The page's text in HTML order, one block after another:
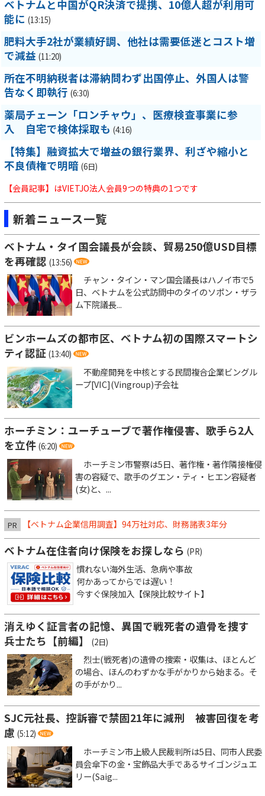
ベトナムと中国がQR決済で提携、10億人超が利用可
能に (13:15)
肥料大手2社が業績好調、他社は需要低迷とコスト増
で減益 (11:20)
所在不明納税者は滞納問わず出国停止、外国人は警
告なく即執行 (6:30)
薬局チェーン「ロンチャウ」、医療検査事業に参
入 自宅で検体採取も (4:16)
【特集】融資拡大で増益の銀行業界、利ざや縮小と
不良債権で明暗 (6日)
【会員記事】はVIETJO法人会員9つの特典の1つです
新着ニュース一覧
ベトナム・タイ国会議長が会談、貿易250億USD目標
を再確認 (13:56)
チャン・タイン・マン国会議長はハノイ市で5
日、ベトナムを公式訪問中のタイのソポン・ザラ
ム下院議長...
ビンホームズの都市区、ベトナム初の国際スマートシ
ティ認証 (13:40)
不動産開発を中核とする民間複合企業ビングル
ープ[VIC](Vingroup)子会社
ホーチミン：ユーチューブで著作権侵害、歌手ら2人
を立件 (6:20)
ホーチミン市警察は5日、著作権・著作隣接権侵
害の容疑で、歌手のグエン・ティ・ヒエン容疑者
(女)と、...
PR 【ベトナム企業信用調査】94万社対応、財務諸表3年分
ベトナム在住者向け保険をお探しなら (PR)
慣れない海外生活、急病や事故
何かあってからでは遅い！
今すぐ保険加入【保険比較サイト】
消えゆく証言者の記憶、異国で戦死者の遺骨を捜す
兵士たち【前編】
(2日)
烈士(戦死者)の遺骨の捜索・収集は、ほとんど
の場合、ほんのわずかな手がかりから始まる。そ
の手がかり...
SJC元社長、控訴審で禁固21年に減刑 被害回復を考
慮 (5:12)
ホーチミン市上級人民裁判所は5日、同市人民委
員会傘下の金・宝飾品大手であるサイゴンジュエ
リー(Saig...